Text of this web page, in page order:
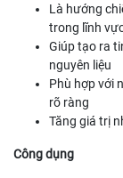
Là hướng
trong lĩnh
Giúp tạo ra
nguyên liệu
Phù hợp với
rõ ràng
Tăng giá trị
Công dụng